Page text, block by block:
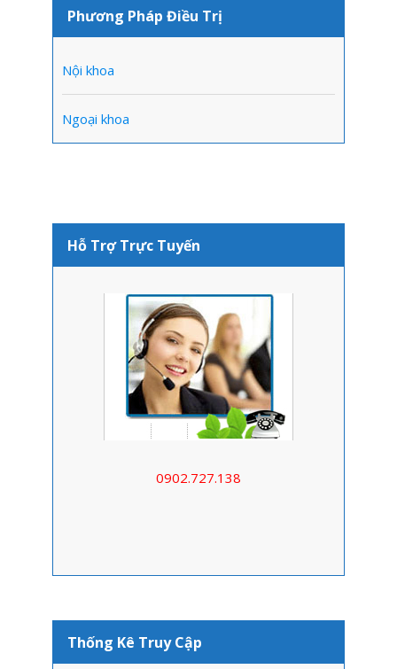
Phương Pháp Điều Trị
Nội khoa
Ngoại khoa
Hỗ Trợ Trực Tuyến
0902.727.138
Thống Kê Truy Cập